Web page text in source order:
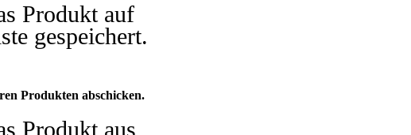
Produkt auf
gespeichert.
Produkten abschicken.
Produkt aus